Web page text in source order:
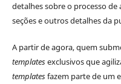
detalhes sobre o processo de
seções e outros detalhes da
A partir de agora, quem
templatesexclusivos que
templatesfazem parte de um